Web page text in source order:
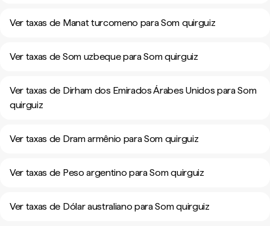
Ver taxas de Manat turcomeno para Som quirguiz
Ver taxas de Som uzbeque para Som quirguiz
Ver taxas de Dirham dos Emirados Árabes Unidos para Som
quirguiz
Ver taxas de Dram armênio para Som quirguiz
Ver taxas de Peso argentino para Som quirguiz
Ver taxas de Dólar australiano para Som quirguiz